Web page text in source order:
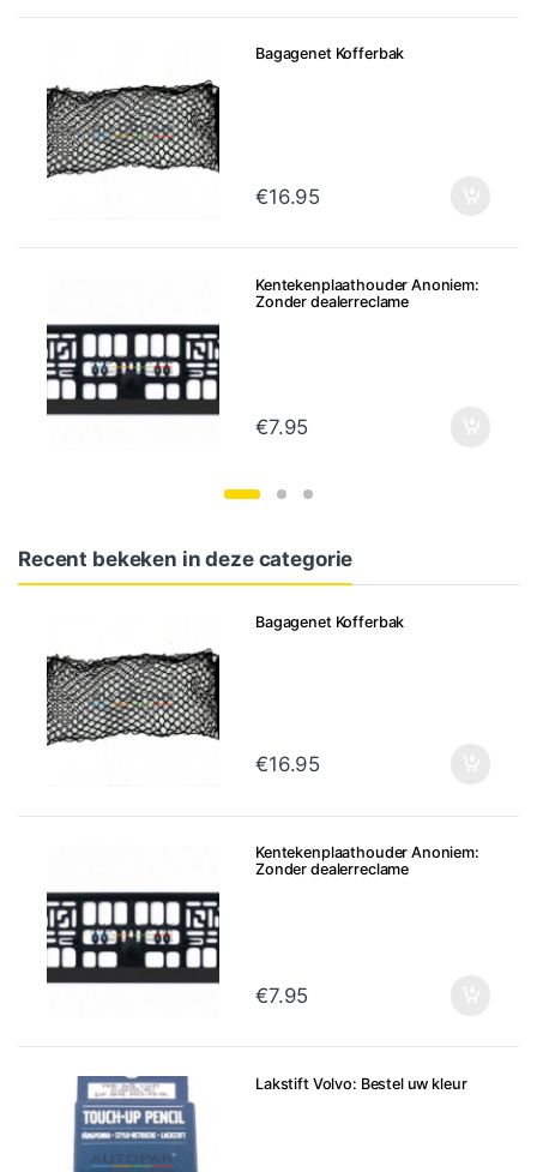
Bagagenet Kofferbak
€16.95
Kentekenplaathouder Anoniem:
Zonder dealerreclame
€7.95
Recent bekeken in deze categorie
Bagagenet Kofferbak
€16.95
Kentekenplaathouder Anoniem:
Zonder dealerreclame
€7.95
Lakstift Volvo: Bestel uw kleur